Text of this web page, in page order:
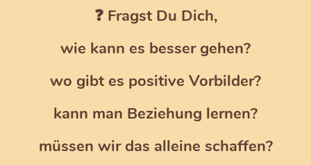
❓ Fragst Du Dich,
wie kann es besser gehen?
wo gibt es positive Vorbilder?
kann man Beziehung lernen?
müssen wir das alleine schaffen?